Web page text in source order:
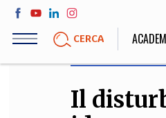
Salta
contenuto
CERCA
LIFE STYLE
Il